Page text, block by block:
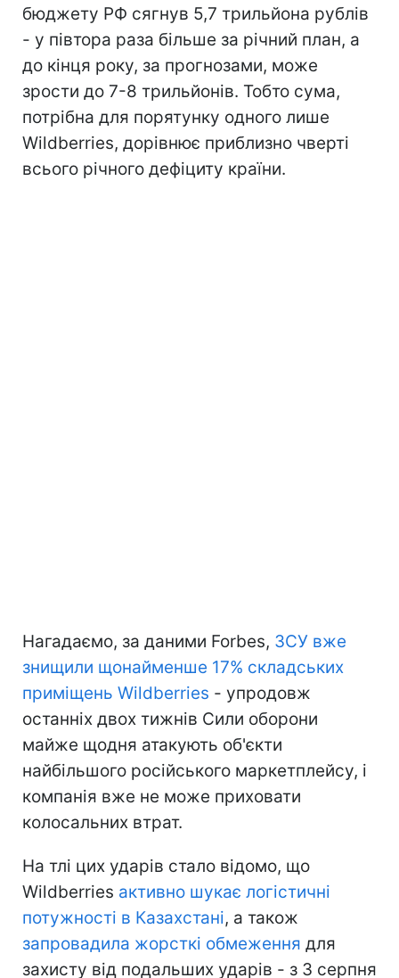
бюджету РФ сягнув 5,7 трильйона рублів
- у півтора раза більше за річний план, а
до кінця року, за прогнозами, може
зрости до 7-8 трильйонів. Тобто сума,
потрібна для порятунку одного лише
Wildberries, дорівнює приблизно чверті
всього річного дефіциту країни.
Нагадаємо, за даними Forbes, ЗСУ вже
знищили щонайменше 17% складських
приміщень Wildberries - упродовж
останніх двох тижнів Сили оборони
майже щодня атакують об'єкти
найбільшого російського маркетплейсу, і
компанія вже не може приховати
колосальних втрат.
На тлі цих ударів стало відомо, що
Wildberries активно шукає логістичні
потужності в Казахстані, а також
запровадила жорсткі обмеження для
захисту від подальших ударів - з 3 серпня